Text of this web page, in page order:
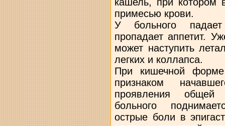
примесью крови.
У больного
пропадает аппетит.
может наступить
легких и коллапса.
При кишечной форме
признаком
проявления общей
больного
острые боли в